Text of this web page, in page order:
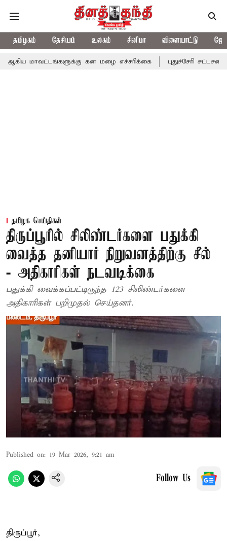
தமிழகம் தேசியம் உலகம் சினிமா விளையாட்டு
கன மழை எச்சரிக்கை புதுச்சேரி சட்டசபையில்
தமிழக செய்திகள்
திருப்பூரில் சிலிண்டர்களை பதுக்கி
வைத்த தனியார் நிறுவனத்திற்கு சீல்
- அதிகாரிகள் நடவடிக்கை
பதுக்கி வைக்கப்பட்டிருந்த 123 சிலிண்டர்களை
அதிகாரிகள் பறிமுதல் செய்தனர்.
Published on: 19 Mar 2026, 9:21 am
Follow Us
திருப்பூர்,